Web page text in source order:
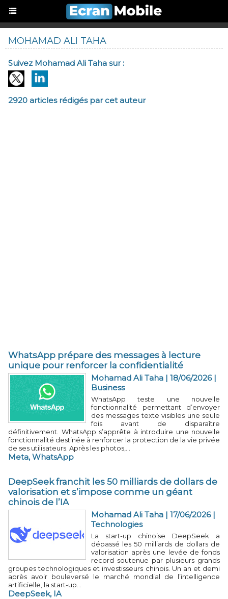
MOHAMAD ALI TAHA
Suivez Mohamad Ali Taha sur :
2920 articles rédigés par cet auteur
WhatsApp prépare des messages à lecture
unique pour renforcer la confidentialité
Mohamad Ali Taha | 18/06/2026|
Business
WhatsApp teste une nouvelle
fonctionnalité permettant d’envoyer
des messages texte visibles une seule
fois avant de disparaître
définitivement. WhatsApp s’apprête à introduire une nouvelle
fonctionnalité destinée à renforcer la protection de la vie privée
de ses utilisateurs. Après les photos,...
Meta,WhatsApp
DeepSeek franchit les 50 milliards de dollars de
valorisation et s’impose comme un géant
chinois de l’IA
Mohamad Ali Taha | 17/06/2026|
Technologies
La start-up chinoise DeepSeek a
dépassé les 50 milliards de dollars de
valorisation après une levée de fonds
record soutenue par plusieurs grands
groupes technologiques et investisseurs chinois. Un an et demi
après avoir bouleversé le marché mondial de l’intelligence
artificielle, la start-up...
DeepSeek, IA